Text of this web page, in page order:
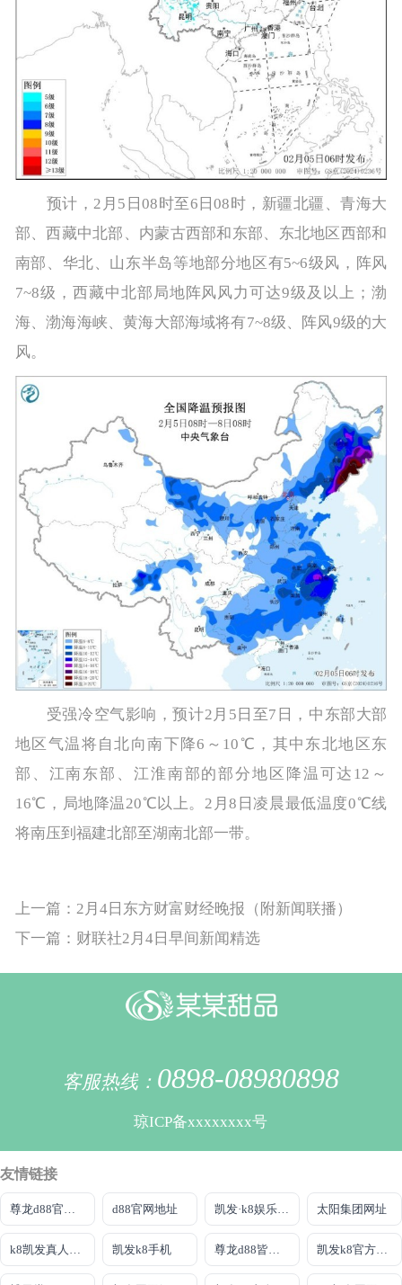
预计，2月5日08时至6日08时，新疆北疆、青海大
部、西藏中北部、内蒙古西部和东部、东北地区西部和
南部、华北、山东半岛等地部分地区有5~6级风，阵风
7~8级，西藏中北部局地阵风风力可达9级及以上；渤
海、渤海海峡、黄海大部海域将有7~8级、阵风9级的大
风。
受强冷空气影响，预计2月5日至7日，中东部大部
地区气温将自北向南下降6～10℃，其中东北地区东
部、江南东部、江淮南部的部分地区降温可达12～
16℃，局地降温20℃以上。2月8日凌晨最低温度0℃线
将南压到福建北部至湖南北部一带。
上一篇：2月4日东方财富财经晚报（附新闻联播）
下一篇：财联社2月4日早间新闻精选
客服热线： 0898-08980898
琼ICP备xxxxxxxx号
友情链接
尊龙d88官网AG发财网不错 d88官网地址 凯发·k8娱乐官网 太阳集团网址
k8凯发真人娱乐手机首页 凯发k8手机 尊龙d88皆选ag发财网 凯发k8官方旗舰厅